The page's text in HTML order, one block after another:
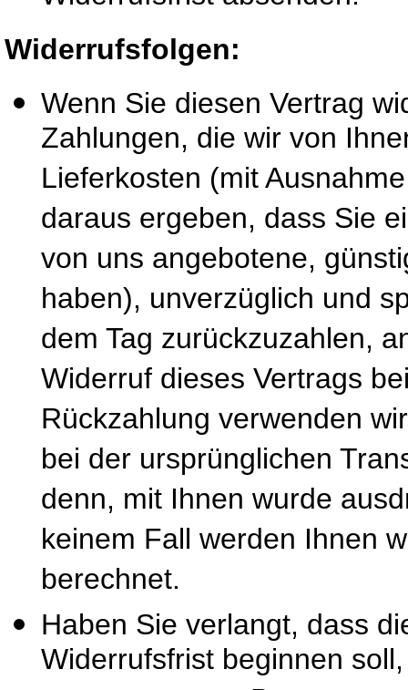
Widerrufsfolgen:
Wenn Sie diesen Vertrag
Zahlungen, die wir von
Lieferkosten (mit
daraus ergeben, dass Sie
von uns angebotene,
haben), unverzüglich und
dem Tag zurückzuzahlen,
Widerruf dieses Vertrags
Rückzahlung verwenden
bei der ursprünglichen
denn, mit Ihnen wurde
keinem Fall werden Ihnen
berechnet.
Haben Sie verlangt, dass
Widerrufsfrist beginnen